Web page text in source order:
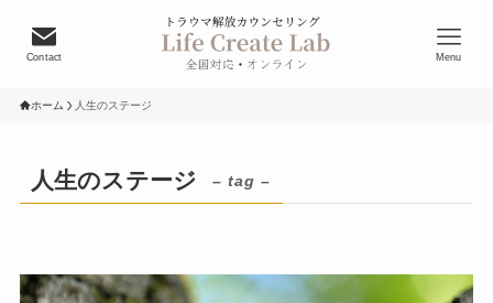
Contact Menu
ホーム 人生のステージ
人生のステージ – tag –